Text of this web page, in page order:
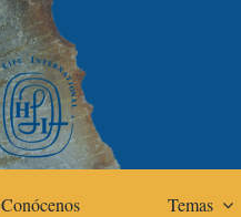
Conócenos Temas